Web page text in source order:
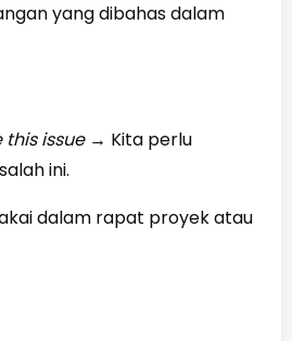
yang dibahas dalam
this issue → Kita perlu
ini.
dalam rapat proyek atau